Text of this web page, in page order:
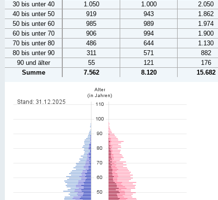
30 bis unter 40
1.050 1.000
2.050
40 bis unter 50
919 943
1.862
50 bis unter 60
985 989
1.974
60 bis unter 70
906 994
1.900
70 bis unter 80
486 644
1.130
80 bis unter 90
311 571
882
90 und älter
55 121
176
Summe
7.562 8.120 15.682